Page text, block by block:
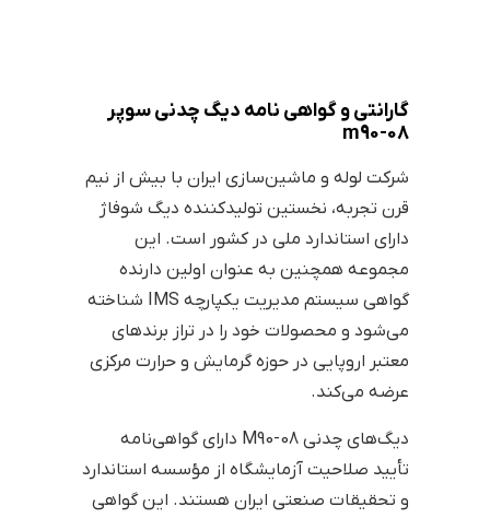
گارانتی و گواهی نامه‌ دیگ چدنی سوپر
m90-08
شرکت لوله و ماشین‌سازی ایران با بیش از نیم
قرن تجربه، نخستین تولیدکننده دیگ شوفاژ
دارای استاندارد ملی در کشور است. این
مجموعه همچنین به عنوان اولین دارنده
گواهی سیستم مدیریت یکپارچه IMS شناخته
می‌شود و محصولات خود را در تراز برندهای
معتبر اروپایی در حوزه گرمایش و حرارت مرکزی
عرضه می‌کند.
دیگ‌های چدنی M90-08 دارای گواهی‌نامه
تأیید صلاحیت آزمایشگاه از مؤسسه استاندارد
و تحقیقات صنعتی ایران هستند. این گواهی